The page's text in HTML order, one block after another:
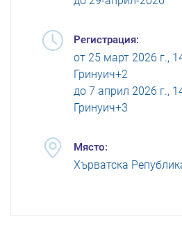
Регистрация:
от 25 март 2026 г.,
Гринуич+2
до 7 април 2026 г.,
Гринуич+3
Място:
Хърватска